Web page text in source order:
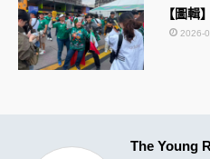
【圖輯
2026-
The Young